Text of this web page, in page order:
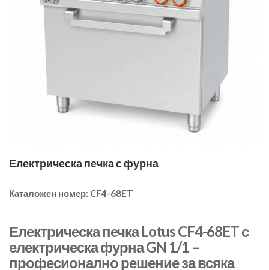
Електрическа печка с фурна
Каталожен номер: CF4-68ET
Електрическа печка Lotus CF4-68ET с
електрическа фурна GN 1/1 –
професионално решение за всяка